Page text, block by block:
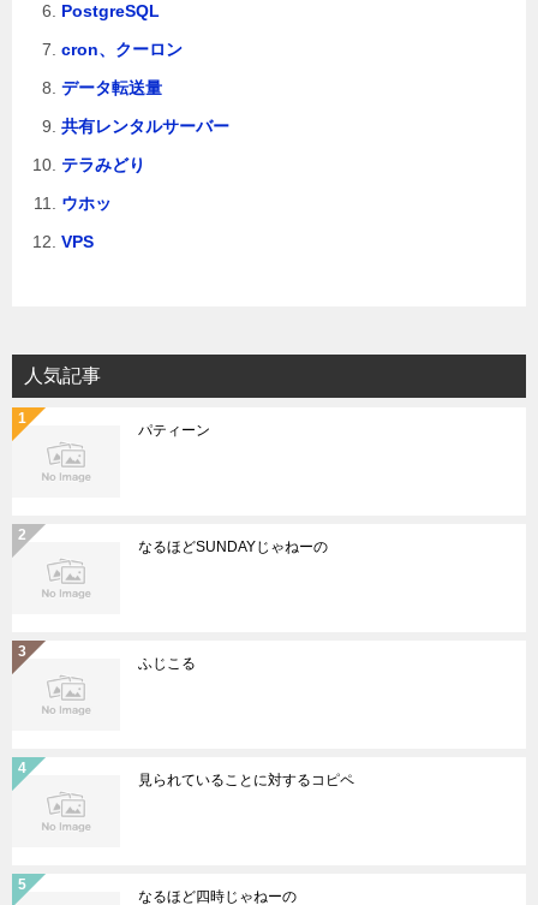
PostgreSQL
cron、クーロン
データ転送量
共有レンタルサーバー
テラみどり
ウホッ
VPS
人気記事
パティーン
なるほどSUNDAYじゃねーの
ふじこる
見られていることに対するコピペ
なるほど四時じゃねーの